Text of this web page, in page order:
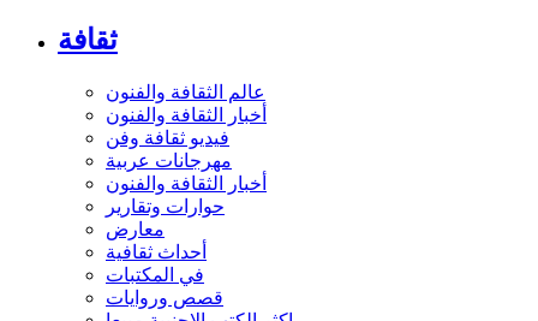
ثقافة
عالم الثقافة والفنون
أخبار الثقافة والفنون
فيديو ثقافة وفن
مهرجانات عربية
أخبار الثقافة والفنون
حوارات وتقارير
معارض
أحداث ثقافية
في المكتبات
قصص وروايات